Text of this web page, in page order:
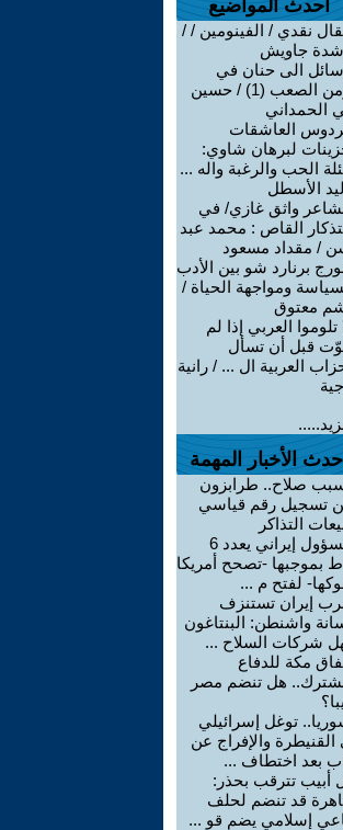
احدث المواضيع
نقدي / الفينومين / /
جاويش
الى حنان في
الزمن الصعب (1) / حسين
الحمداني
العاشقات
لبرهان شاوي:
الحب والرغبة واله ...
الأسطل
واثق غازي/ في
القاص : محمد عبد
/ مقداد مسعود
برنارد شو بين الأدب
ومواجهة الحياة /
معتوق
تلوموا العربي إذا لم
قبل أن تسأل
العربية ال ... / رانية
احدث الأخبار المهمة
صلاح.. طرابزون
تسجيل رقم قياسي
التذاكر
مسؤول إيراني يعدد 6
بموجبها -تصحح أمريكا
لفتح م ...
إيران تستنزف
واشنطن: البنتاغون
شركات السلاح ...
مكة للدفاع
هل تنضم مصر
توغل إسرائيلي
والإفراج عن
بعد اختطاف ...
أبيب تترقب بحذر:
قد تنضم لحلف
إسلامي يضم قو ...